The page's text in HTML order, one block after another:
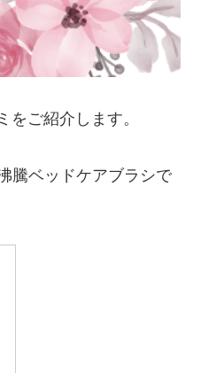
ご紹介します。
騰ベッドケアブラシで